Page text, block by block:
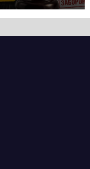
стін